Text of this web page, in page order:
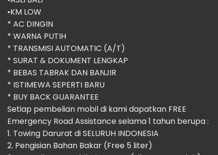
•KM LOW
* ⁠AC DINGIN
* WARNA PUTIH
* TRANSMISI AUTOMATIC (A/T)
* SURAT & DOKUMENT LENGKAP
* BEBAS TABRAK DAN BANJIR
* ISTIMEWA SEPERTI BARU
* BUY BACK GUARANTEE
Setiap pembelian mobil di kami dapatkan FREE
Emergency Road Assistance selama 1 tahun berupa :
1. Towing Darurat di SELURUH INDONESIA
2. Pengisian Bahan Bakar (Free 5 liter)